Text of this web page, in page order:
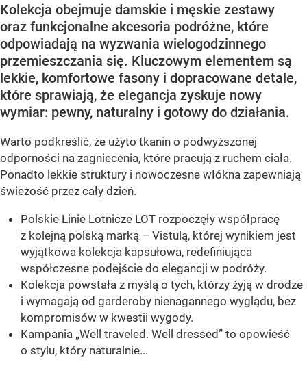
Kolekcja obejmuje damskie i męskie zestawy
oraz funkcjonalne akcesoria podróżne, które
odpowiadają na wyzwania wielogodzinnego
przemieszczania się. Kluczowym elementem są
lekkie, komfortowe fasony i dopracowane detale,
które sprawiają, że elegancja zyskuje nowy
wymiar: pewny, naturalny i gotowy do działania.
Warto podkreślić, że użyto tkanin o podwyższonej
odporności na zagniecenia, które pracują z ruchem ciała.
Ponadto lekkie struktury i nowoczesne włókna zapewniają
świeżość przez cały dzień.
Polskie Linie Lotnicze LOT rozpoczęły współpracę
z kolejną polską marką – Vistulą, której wynikiem jest
wyjątkowa kolekcja kapsułowa, redefiniująca
współczesne podejście do elegancji w podróży.
Kolekcja powstała z myślą o tych, którzy żyją w drodze
i wymagają od garderoby nienagannego wyglądu, bez
kompromisów w kwestii wygody.
Kampania „Well traveled. Well dressed” to opowieść
o stylu, który naturalnie...